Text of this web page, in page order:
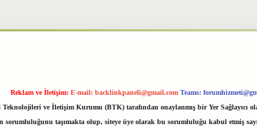
Reklam ve İletişim: E-mail: backlinkpaneli@gmail.com Teams:
Teknolojileri ve İletişim Kurumu (BTK) tarafından onaylanmış bir Yer
sorumluluğunu taşımakta olup, siteye üye olarak bu sorumluluğu kabul etmiş